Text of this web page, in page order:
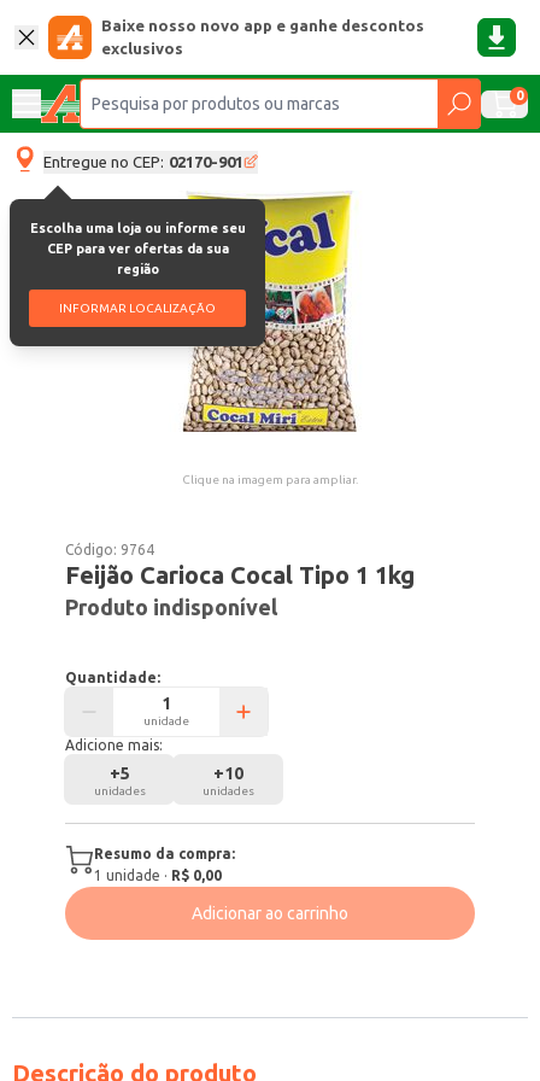
Baixe nosso novo app e ganhe descontos
exclusivos
0
Entregue no CEP: 02170-901
Escolha uma loja ou informe seu
CEP para ver ofertas da sua
região
INFORMAR LOCALIZAÇÃO
Clique na imagem para ampliar.
Código: 9764
Feijão Carioca Cocal Tipo 1 1kg
Produto indisponível
Quantidade:
unidade
Adicione mais:
+5
unidades
+10
unidades
Resumo da compra:
1 unidade · R$ 0,00
Adicionar ao carrinho
Descrição do produto